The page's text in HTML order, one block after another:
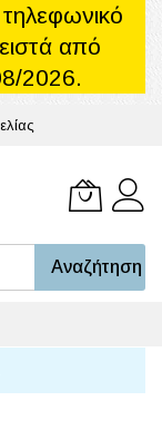
από
2026.
Το
Αναζήτηση